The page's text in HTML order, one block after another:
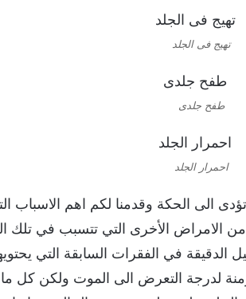
تهيج فى الجلد
طفح جلدى
احمرار الجلد
الى الحكة وقدمنا لكم اهم الاسباب
الامراض الأخرى التي تتسبب في تلك
في الفقرات السابقة التي يحتويها
لدرجة التعرض الى الموت ولكن كل